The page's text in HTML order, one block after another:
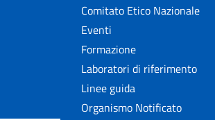
Comitato Etico Nazionale
Eventi
Formazione
Laboratori di riferimento
Linee guida
Organismo Notificato